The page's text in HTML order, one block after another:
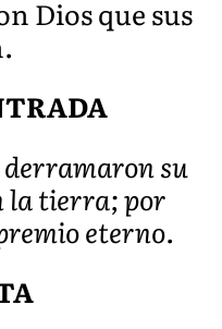
Dios que sus
su
la tierra; por
eterno.